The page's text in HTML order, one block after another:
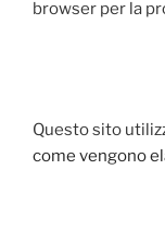
browser per la
Questo sito
come vengono